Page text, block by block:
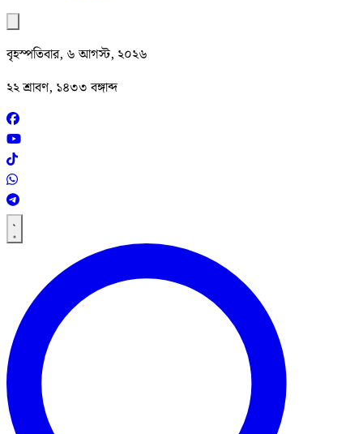
বৃহস্পতিবার, ৬ আগস্ট, ২০২৬
২২ শ্রাবণ, ১৪৩৩ বঙ্গাব্দ